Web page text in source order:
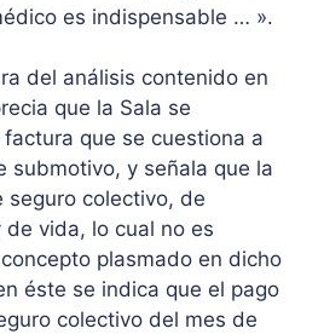
es indispensable … ».
del análisis contenido en
que la Sala se
que se cuestiona a
submotivo, y señala que la
seguro colectivo, de
vida, lo cual no es
plasmado en dicho
éste se indica que el pago
colectivo del mes de